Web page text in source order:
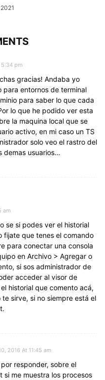
5:34 pm
gracias! Andaba yo
entornos de terminal
para saber lo que cada
lo que he podido ver esta
la maquina local que se
activo, en mi caso un TS
solo veo el rastro del
demas usuarios…
am
se si podes ver el historial
fijate que tenes el comando
para conectar una consola
en Archivo > Agregar o
si sos administrador de
acceder al visor de
historial que comento acá,
te sirve, si no siempre está el
2016 At 11:45 am
responder, sobre el
si me muestra los procesos